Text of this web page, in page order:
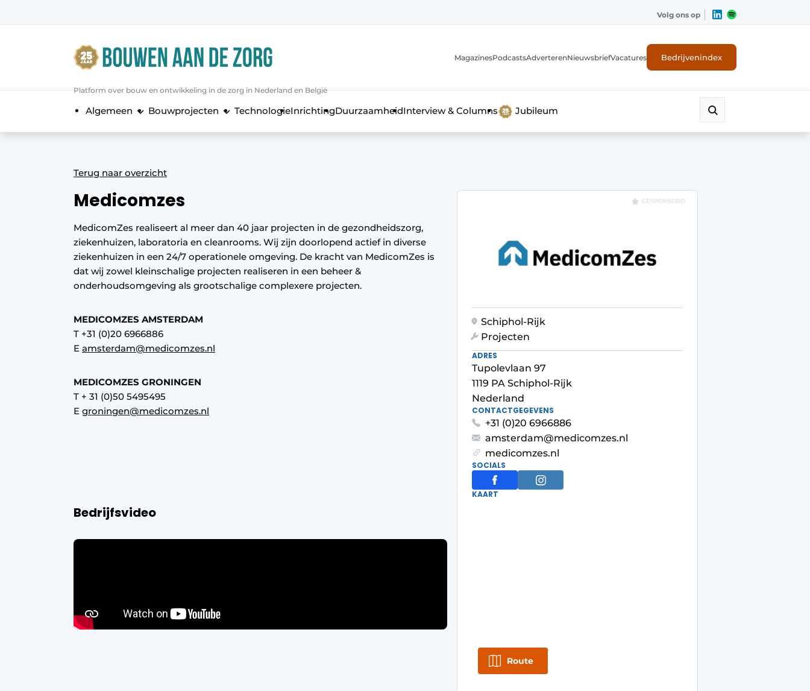
Algemene voorwaarden
Jaarboek
Jubileumboek
Meest gelezen
Nieuwsbrief
Podcasts
Privacy / Cookie statement
Vacatures
Video’s
Volg ons op
Platform over bouw en ontwikkeling in de zorg in Nederland en België
MagazinesPodcastsAdverterenNieuwsbriefVacatures Bedrijvenindex
Algemeen Bouwprojecten TechnologieInrichtingDuurzaamheidInterview & Columns Jubileum
Terug naar overzicht
Medicomzes
MedicomZes realiseert al meer dan 40 jaar projecten in de gezondheidszorg,
ziekenhuizen, laboratoria en cleanrooms. Wij zijn doorlopend actief in diverse
ziekenhuizen in een 24/7 operationele omgeving. De kracht van MedicomZes is
dat wij zowel kleinschalige projecten realiseren in een beheer &
onderhoudsomgeving als grootschalige complexere projecten.
MEDICOMZES AMSTERDAM
T +31 (0)20 6966886
E amsterdam@medicomzes.nl
MEDICOMZES GRONINGEN
T + 31 (0)50 5495495
E groningen@medicomzes.nl
Bedrijfsvideo
GESPONSORD
Schiphol-Rijk
Projecten
ADRES
Tupolevlaan 97
1119 PA Schiphol-Rijk
Nederland
CONTACTGEGEVENS
+31 (0)20 6966886
amsterdam@medicomzes.nl
medicomzes.nl
SOCIALS
KAART
Route